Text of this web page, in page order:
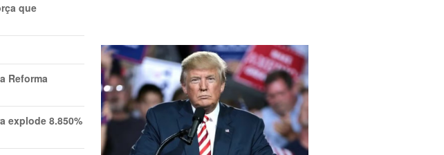
que
Reforma
explode 8.850%